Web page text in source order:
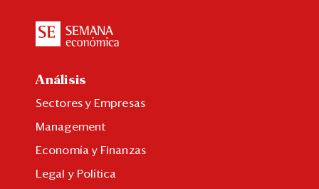
Análisis
Sectores y Empresas
Management
Economía y Finanzas
Legal y Política